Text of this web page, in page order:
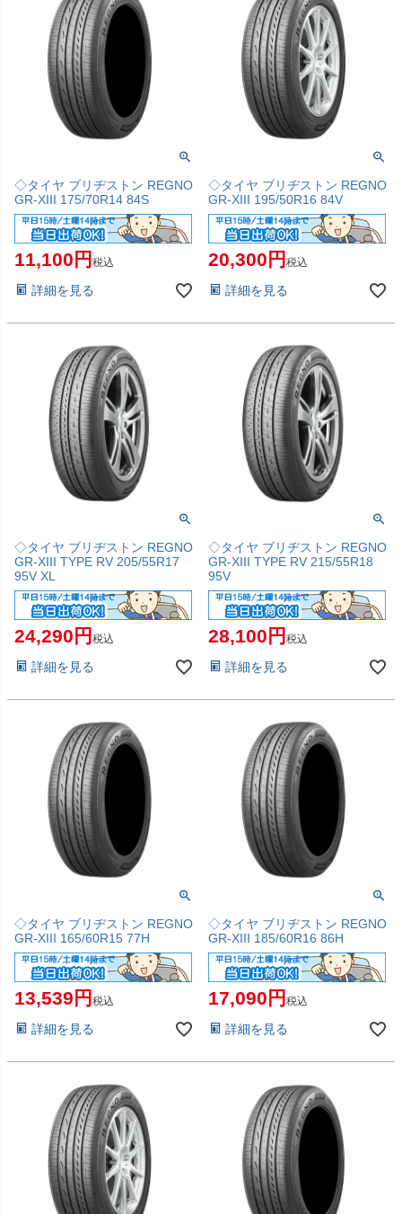
◇タイヤ ブリヂストン REGNO
GR-XIII 175/70R14 84S
11,100 税込
詳細を見る
◇タイヤ ブリヂストン REGNO
GR-XIII 195/50R16 84V
20,300 税込
詳細を見る
◇タイヤ ブリヂストン REGNO
GR-XIII TYPE RV 205/55R17
95V XL
24,290 税込
詳細を見る
◇タイヤ ブリヂストン REGNO
GR-XIII TYPE RV 215/55R18
95V
28,100 税込
詳細を見る
◇タイヤ ブリヂストン REGNO
GR-XIII 165/60R15 77H
13,539 税込
詳細を見る
◇タイヤ ブリヂストン REGNO
GR-XIII 185/60R16 86H
17,090 税込
詳細を見る